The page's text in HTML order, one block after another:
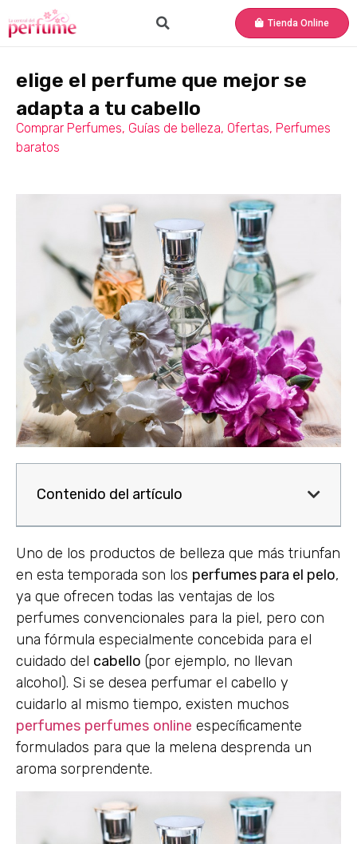
Tienda Online
elige el perfume que mejor se
adapta a tu cabello
Comprar Perfumes, Guías de belleza, Ofertas, Perfumes
baratos
Contenido del artículo
Uno de los productos de belleza que más triunfan
en esta temporada son los perfumes para el pelo,
ya que ofrecen todas las ventajas de los
perfumes convencionales para la piel, pero con
una fórmula especialmente concebida para el
cuidado del cabello (por ejemplo, no llevan
alcohol). Si se desea perfumar el cabello y
cuidarlo al mismo tiempo, existen muchos
perfumes perfumes online específicamente
formulados para que la melena desprenda un
aroma sorprendente.